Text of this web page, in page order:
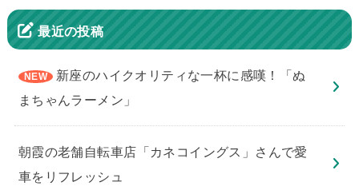
最近の投稿
新座のハイクオリティな一杯に感嘆！「ぬ
まちゃんラーメン」
朝霞の老舗自転車店「カネコイングス」さんで愛
車をリフレッシュ